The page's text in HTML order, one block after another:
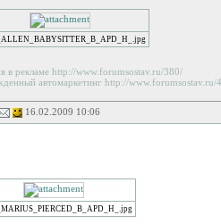
в рекламе http://www.forumsostav.ru/380/
автомаркетинг http://www.forumsostav.ru/
16.02.2009 10:06